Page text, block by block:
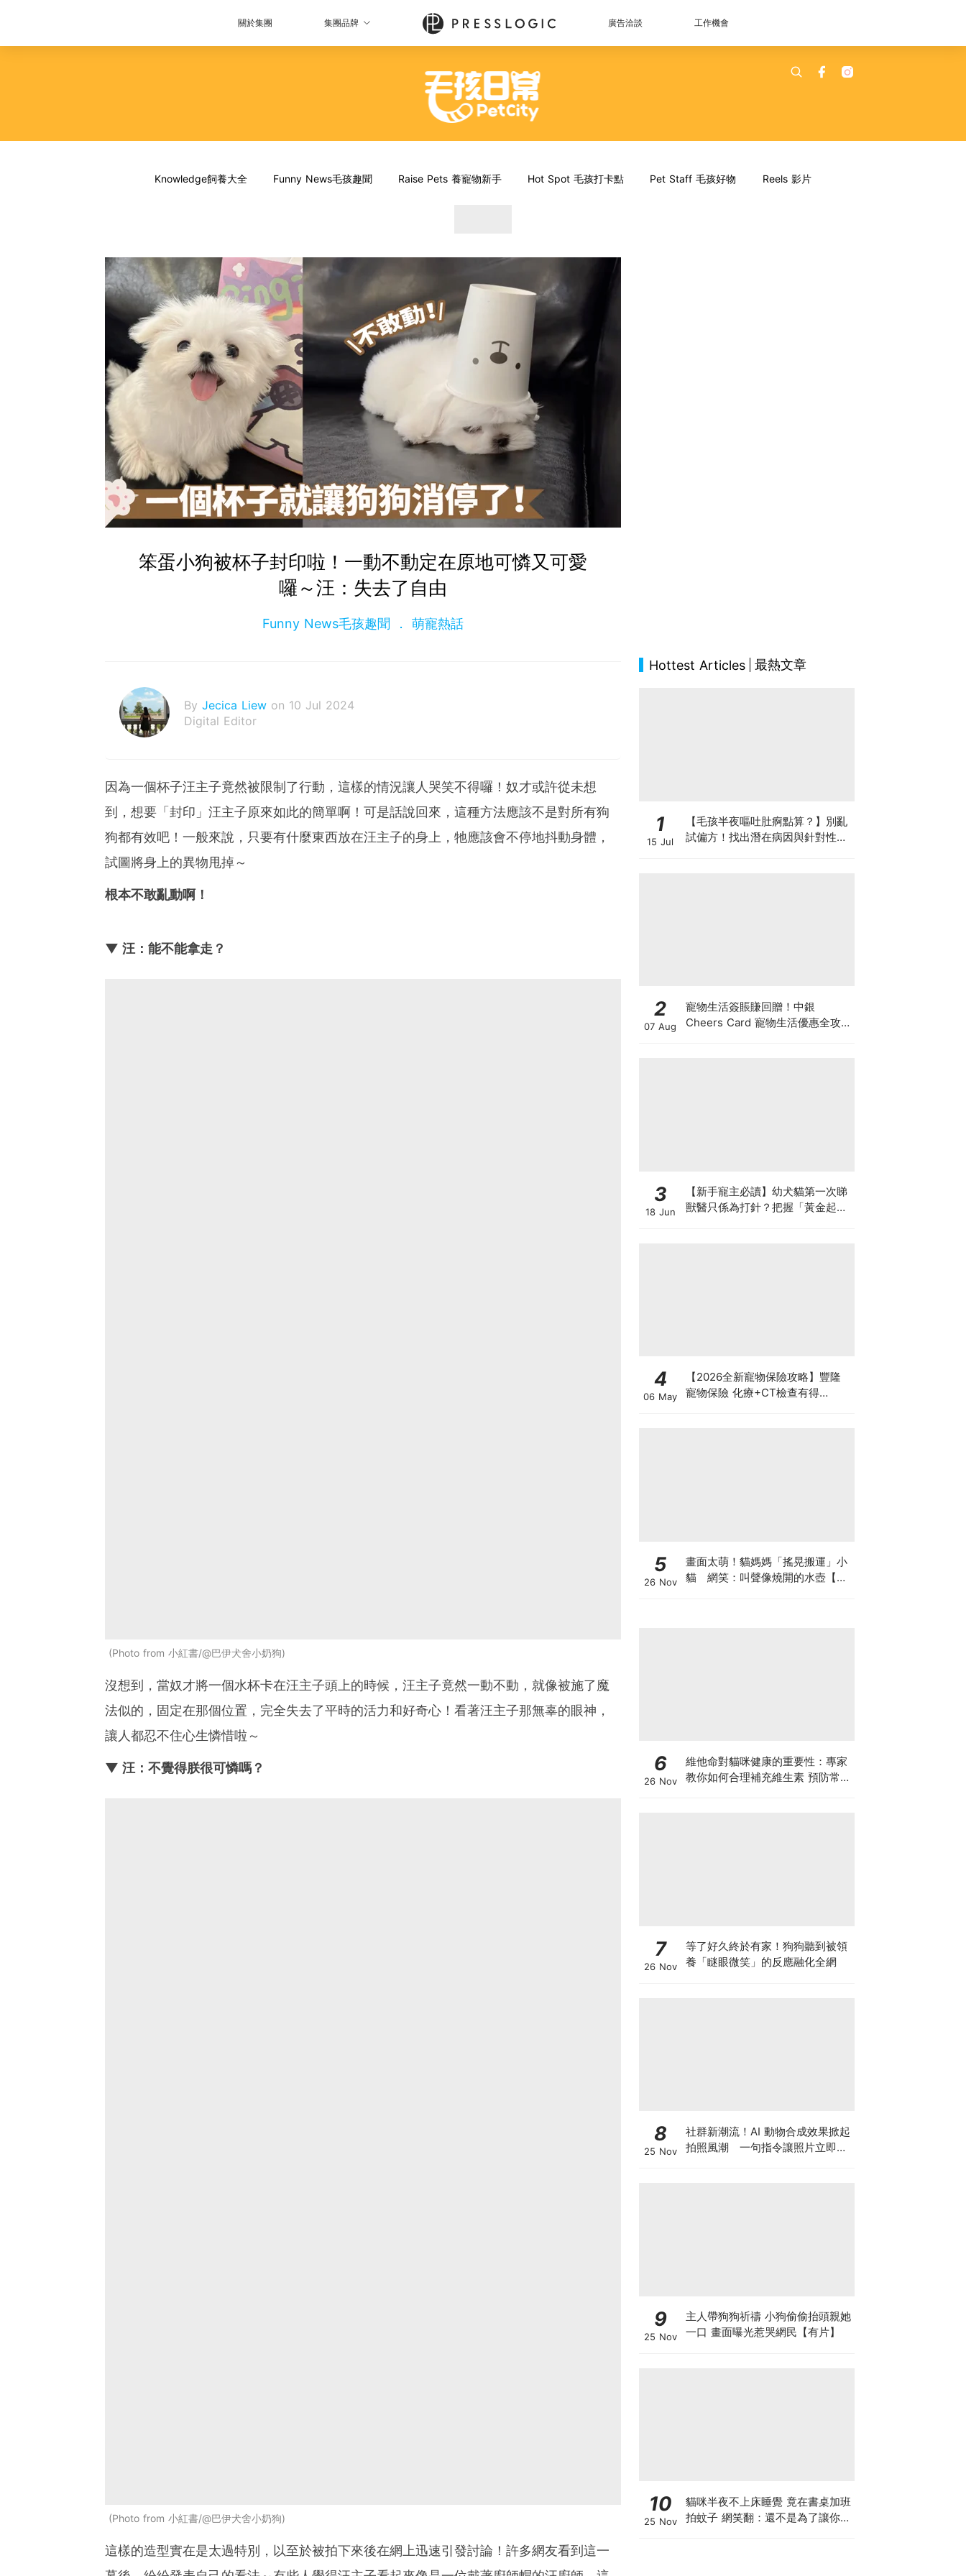
關於集團 集團品牌 廣告洽談 工作機會
Knowledge飼養大全 Funny News毛孩趣聞 Raise Pets 養寵物新手 Hot Spot 毛孩打卡點 Pet Staff 毛孩好物 Reels 影片
笨蛋小狗被杯子封印啦！一動不動定在原地可憐又可愛
囉～汪：失去了自由
Funny News毛孩趣聞 萌寵熱話
By Jecica Liew on 10 Jul 2024
Digital Editor
因為一個杯子汪主子竟然被限制了行動，這樣的情況讓人哭笑不得囉！奴才或許從未想
到，想要「封印」汪主子原來如此的簡單啊！可是話說回來，這種方法應該不是對所有狗
狗都有效吧！一般來說，只要有什麼東西放在汪主子的身上，牠應該會不停地抖動身體，
試圖將身上的異物甩掉～
根本不敢亂動啊！
▼ 汪：能不能拿走？
Photo from 小紅書/@巴伊犬舍小奶狗
沒想到，當奴才將一個水杯卡在汪主子頭上的時候，汪主子竟然一動不動，就像被施了魔
法似的，固定在那個位置，完全失去了平時的活力和好奇心！看著汪主子那無辜的眼神，
讓人都忍不住心生憐惜啦～
▼ 汪：不覺得朕很可憐嗎？
Photo from 小紅書/@巴伊犬舍小奶狗
這樣的造型實在是太過特別，以至於被拍下來後在網上迅速引發討論！許多網友看到這一
Hottest Articles 最熱文章
1
15 Jul
【毛孩半夜嘔吐肚痾點算？】別亂
試偏方！找出潛在病因與針對性營
2
07 Aug
寵物生活簽賬賺回贈！中銀
Cheers Card 寵物生活優惠全攻
3
18 Jun
【新手寵主必讀】幼犬貓第一次睇
獸醫只係為打針？把握「黃金起跑
4
06 May
【2026全新寵物保險攻略】豐隆
寵物保險 化療+CT檢查有得
5
26 Nov
畫面太萌！貓媽媽「搖晃搬運」小
貓 網笑：叫聲像燒開的水壺【有
6
26 Nov
維他命對貓咪健康的重要性：專家
教你如何合理補充維生素 預防常見
7
26 Nov
等了好久終於有家！狗狗聽到被領
養「瞇眼微笑」的反應融化全網
8
25 Nov
社群新潮流！AI 動物合成效果掀起
拍照風潮 一句指令讓照片立即升
9
25 Nov
主人帶狗狗祈禱 小狗偷偷抬頭親她
一口 畫面曝光惹哭網民【有片】
10
25 Nov
貓咪半夜不上床睡覺 竟在書桌加班
拍蚊子 網笑翻：還不是為了讓你睡